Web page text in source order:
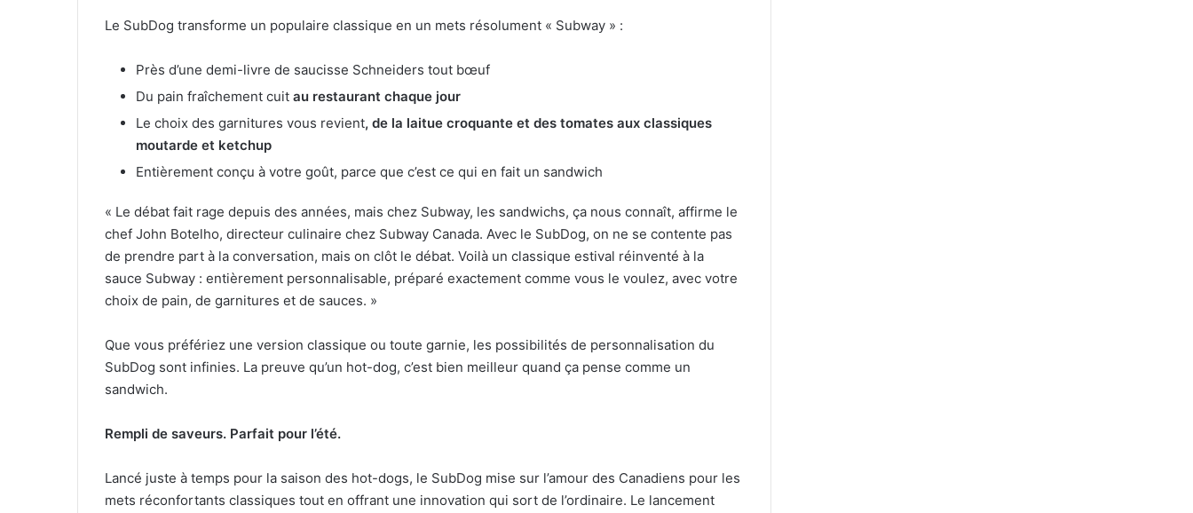
Le SubDog transforme un populaire classique en un mets résolument « Subway » :
Près d’une demi-livre de saucisse Schneiders tout bœuf
Du pain fraîchement cuit au restaurant chaque jour
Le choix des garnitures vous revient, de la laitue croquante et des tomates aux classiques
moutarde et ketchup
Entièrement conçu à votre goût, parce que c’est ce qui en fait un sandwich
« Le débat fait rage depuis des années, mais chez Subway, les sandwichs, ça nous connaît, affirme le
chef John Botelho, directeur culinaire chez Subway Canada. Avec le SubDog, on ne se contente pas
de prendre part à la conversation, mais on clôt le débat. Voilà un classique estival réinventé à la
sauce Subway : entièrement personnalisable, préparé exactement comme vous le voulez, avec votre
choix de pain, de garnitures et de sauces. »
Que vous préfériez une version classique ou toute garnie, les possibilités de personnalisation du
SubDog sont infinies. La preuve qu’un hot-dog, c’est bien meilleur quand ça pense comme un
sandwich.
Rempli de saveurs. Parfait pour l’été.
Lancé juste à temps pour la saison des hot-dogs, le SubDog mise sur l’amour des Canadiens pour les
mets réconfortants classiques tout en offrant une innovation qui sort de l’ordinaire. Le lancement